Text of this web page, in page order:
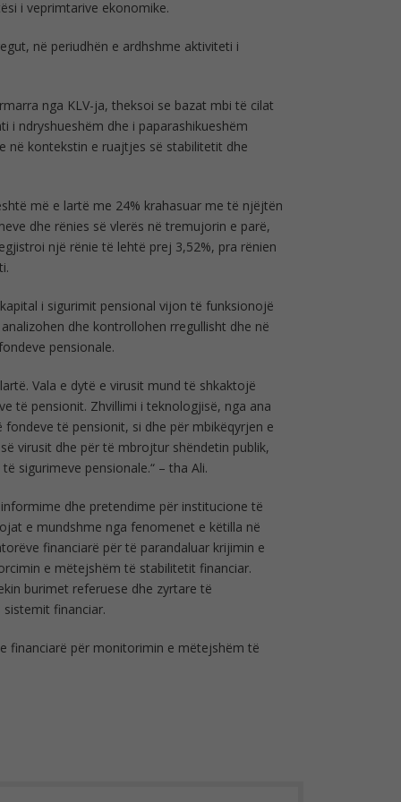
i veprimtarive ekonomike.
në periudhën e ardhshme aktiviteti i
nga KLV-ja, theksoi se bazat mbi të cilat
i ndryshueshëm dhe i paparashikueshëm
në kontekstin e ruajtjes së stabilitetit dhe
më e lartë me 24% krahasuar me të njëjtën
dhe rënies së vlerës në tremujorin e parë,
një rënie të lehtë prej 3,52%, pra rënien
i sigurimit pensional vijon të funksionojë
dhe kontrollohen rregullisht dhe në
pensionale.
Vala e dytë e virusit mund të shkaktojë
të pensionit. Zhvillimi i teknologjisë, nga ana
të pensionit, si dhe për mbikëqyrjen e
virusit dhe për të mbrojtur shëndetin publik,
sigurimeve pensionale.“ – tha Ali.
dhe pretendime për institucione të
e mundshme nga fenomenet e këtilla në
financiarë për të parandaluar krijimin e
e mëtejshëm të stabilitetit financiar.
burimet referuese dhe zyrtare të
financiar.
financiarë për monitorimin e mëtejshëm të